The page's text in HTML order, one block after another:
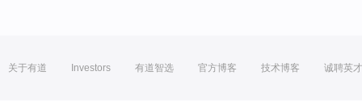
关于有道 Investors 有道智选 官方博客 技术博客 诚聘英才